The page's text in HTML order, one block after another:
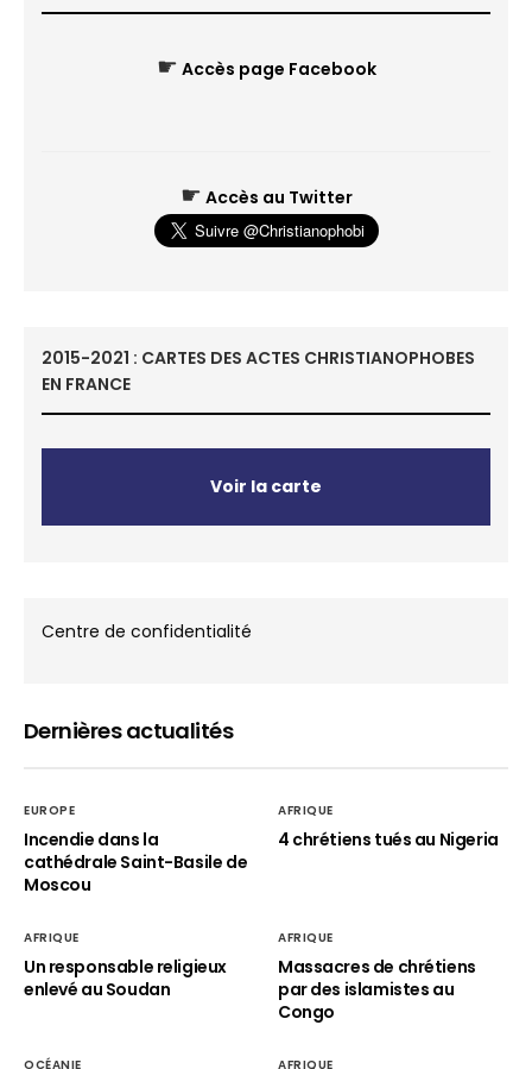
☛ Accès page Facebook
☛ Accès au Twitter
2015-2021 : CARTES DES ACTES CHRISTIANOPHOBES
EN FRANCE
Voir la carte
Centre de confidentialité
Dernières actualités
EUROPE
Incendie dans la
cathédrale Saint-Basile de
Moscou
AFRIQUE
4 chrétiens tués au Nigeria
AFRIQUE
Un responsable religieux
enlevé au Soudan
AFRIQUE
Massacres de chrétiens
par des islamistes au
Congo
OCÉANIE AFRIQUE